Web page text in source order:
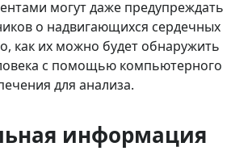
могут даже предупреждать
о надвигающихся сердечных
как их можно будет обнаружить
с помощью компьютерного
для анализа.
информация